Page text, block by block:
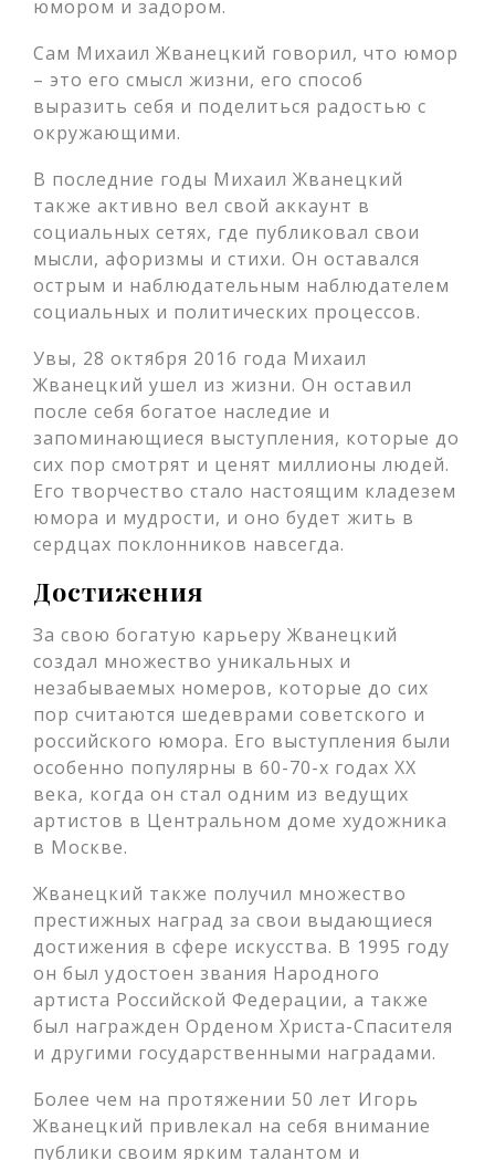
юмором и задором.
Сам Михаил Жванецкий говорил, что юмор
– это его смысл жизни, его способ
выразить себя и поделиться радостью с
окружающими.
В последние годы Михаил Жванецкий
также активно вел свой аккаунт в
социальных сетях, где публиковал свои
мысли, афоризмы и стихи. Он оставался
острым и наблюдательным наблюдателем
социальных и политических процессов.
Увы, 28 октября 2016 года Михаил
Жванецкий ушел из жизни. Он оставил
после себя богатое наследие и
запоминающиеся выступления, которые до
сих пор смотрят и ценят миллионы людей.
Его творчество стало настоящим кладезем
юмора и мудрости, и оно будет жить в
сердцах поклонников навсегда.
Достижения
За свою богатую карьеру Жванецкий
создал множество уникальных и
незабываемых номеров, которые до сих
пор считаются шедеврами советского и
российского юмора. Его выступления были
особенно популярны в 60-70-х годах XX
века, когда он стал одним из ведущих
артистов в Центральном доме художника
в Москве.
Жванецкий также получил множество
престижных наград за свои выдающиеся
достижения в сфере искусства. В 1995 году
он был удостоен звания Народного
артиста Российской Федерации, а также
был награжден Орденом Христа-Спасителя
и другими государственными наградами.
Более чем на протяжении 50 лет Игорь
Жванецкий привлекал на себя внимание
публики своим ярким талантом и